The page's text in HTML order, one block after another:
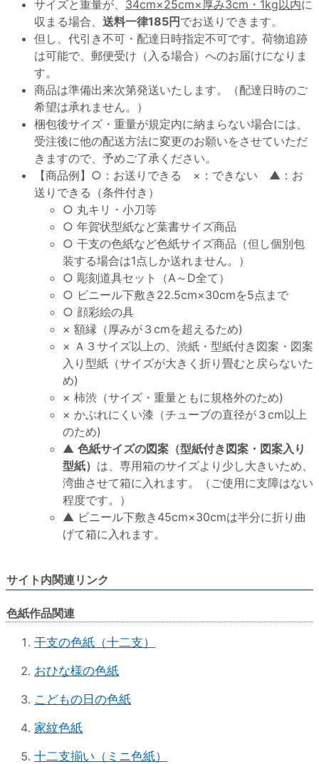
サイズと重量が、 34cm×25cm×厚み3cm・1kg以内に
収まる場合、 送料一律185円 でお送りできます。
但し、代引き不可・配達日時指定不可です。荷物追跡
は可能で、郵便受け（入る場合）へのお届けになりま
す。
商品は準備出来次第発送いたします。（配達日時のご
希望は承れません。）
梱包後サイズ・重量が規定内に納まらない場合には、
受注後に他の配送方法に変更のお願いをさせていただ
きますので、予めご了承ください。
【商品例】○：お送りできる ×：できない ▲：お
送りできる（条件付き）
○ 丸キリ・小刀等
○ 年賀状型紙など葉書サイズ商品
○ 干支の色紙など色紙サイズ商品（但し個別包
装する場合は1点しか送れません。）
○ 彫刻道具セット（A～D全て）
○ ビニール下敷き22.5cm×30cmを5点まで
○ 顔彩絵の具
× 額縁（厚みが３cmを超えるため)
× Ａ３サイズ以上の、渋紙・型紙付き図案・図案
入り型紙（サイズが大きく折り畳むと戻らないた
め)
× 柿渋（サイズ・重量ともに規格外のため)
× かぶれにくい漆（チューブの直径が３cm以上
のため)
▲ 色紙サイズの図案（型紙付き図案・図案入り
型紙） は、専用箱のサイズより少し大きいため、
湾曲させて箱に入れます。（ご使用に支障はない
程度です。）
▲ ビニール下敷き45cm×30cmは半分に折り曲
げて箱に入れます。
サイト内関連リンク
色紙作品関連
干支の色紙（十二支）
おひな様の色紙
こどもの日の色紙
家紋色紙
十二支揃い（ミニ色紙）